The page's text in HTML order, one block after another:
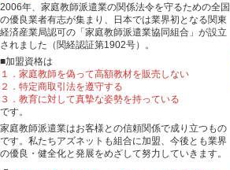
2006年、家庭教師派遣業の関係法令を守るための全国
の優良業者有志が集まり、日本では業界初となる関東
経済産業局認可の「家庭教師派遣業協同組合」が設立
されました（関経認証第1902号）。
■加盟資格は
１．家庭教師を偽って高額教材を販売しない
２．特定商取引法を遵守する
３．教育に対して真摯な姿勢を持っている
です。
家庭教師派遣業はお客様との信頼関係で成り立つもの
です。私たちアズネットも組合に加盟、今後とも業界
の優良・健全化と発展をめざして努力していきます。